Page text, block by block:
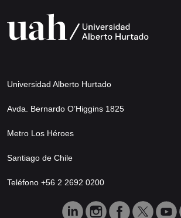
Universidad Alberto Hurtado
Avda. Bernardo O’Higgins 1825
Metro Los Héroes
Santiago de Chile
Teléfono +56 2 2692 0200